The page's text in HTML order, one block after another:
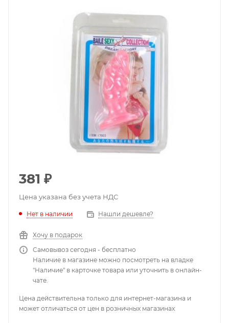
381 ₽
Цена указана без учета НДС
Нет в наличии Нашли дешевле?
Хочу в подарок
Самовывоз сегодня - бесплатно
Наличие в магазине можно посмотреть на владке
"Наличие" в карточке товара или уточнить в онлайн-
чате.
Цена действительна только для интернет-магазина и
может отличаться от цен в розничных магазинах